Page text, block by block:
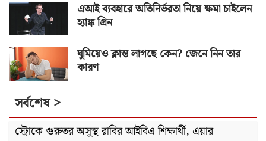
এআই ব্যবহারে অতিনির্ভরতা নিয়ে ক্ষমা চাইলেন
হ্যাঙ্ক গ্রিন
ঘুমিয়েও ক্লান্ত লাগছে কেন? জেনে নিন তার
কারণ
সর্বশেষ >
স্ট্রোকে গুরুতর অসুস্থ রাবির আইবিএ শিক্ষার্থী, এয়ার